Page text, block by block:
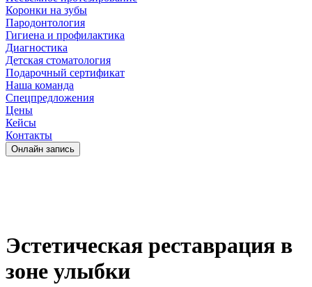
Коронки на зубы
Пародонтология
Гигиена и профилактика
Диагностика
Детская стоматология
Подарочный сертификат
Наша команда
Спецпредложения
Цены
Кейсы
Контакты
Oнлайн запись
Эстетическая реставрация в
зоне улыбки